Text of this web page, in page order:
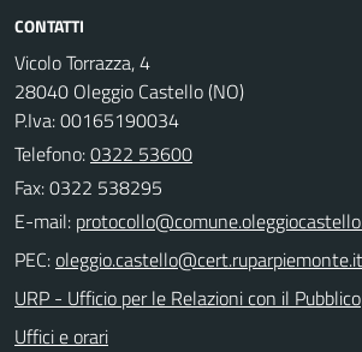
CONTATTI
Vicolo Torrazza, 4
28040 Oleggio Castello (NO)
P.Iva: 00165190034
Telefono:0322 53600
Fax: 0322 538295
E-mail:
PEC:
URP - Ufficio per le Relazioni con il Pubblico
Uffici e orari